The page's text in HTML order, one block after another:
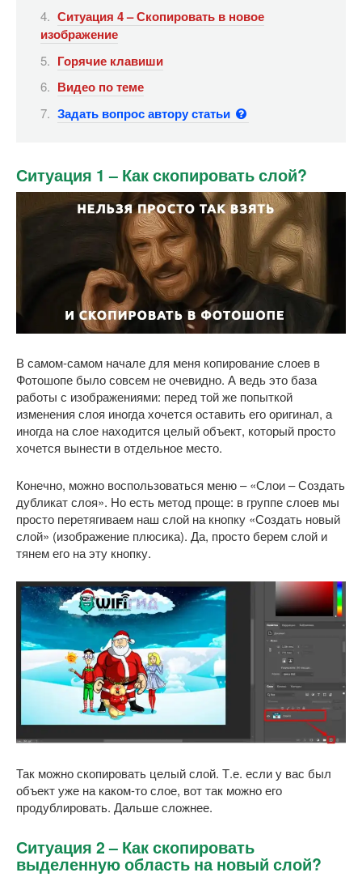
Ситуация 4 – Скопировать в новое
изображение
Горячие клавиши
Видео по теме
Задать вопрос автору статьи
Ситуация 1 – Как скопировать слой?
В самом-самом начале для меня копирование слоев в
Фотошопе было совсем не очевидно. А ведь это база
работы с изображениями: перед той же попыткой
изменения слоя иногда хочется оставить его оригинал, а
иногда на слое находится целый объект, который просто
хочется вынести в отдельное место.
Конечно, можно воспользоваться меню – «Слои – Создать
дубликат слоя». Но есть метод проще: в группе слоев мы
просто перетягиваем наш слой на кнопку «Создать новый
слой» (изображение плюсика). Да, просто берем слой и
тянем его на эту кнопку.
Так можно скопировать целый слой. Т.е. если у вас был
объект уже на каком-то слое, вот так можно его
продублировать. Дальше сложнее.
Ситуация 2 – Как скопировать
выделенную область на новый слой?